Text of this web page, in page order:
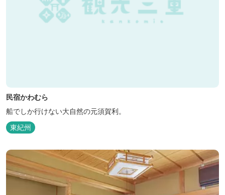
民宿かわむら
船でしか行けない大自然の元須賀利。
東紀州